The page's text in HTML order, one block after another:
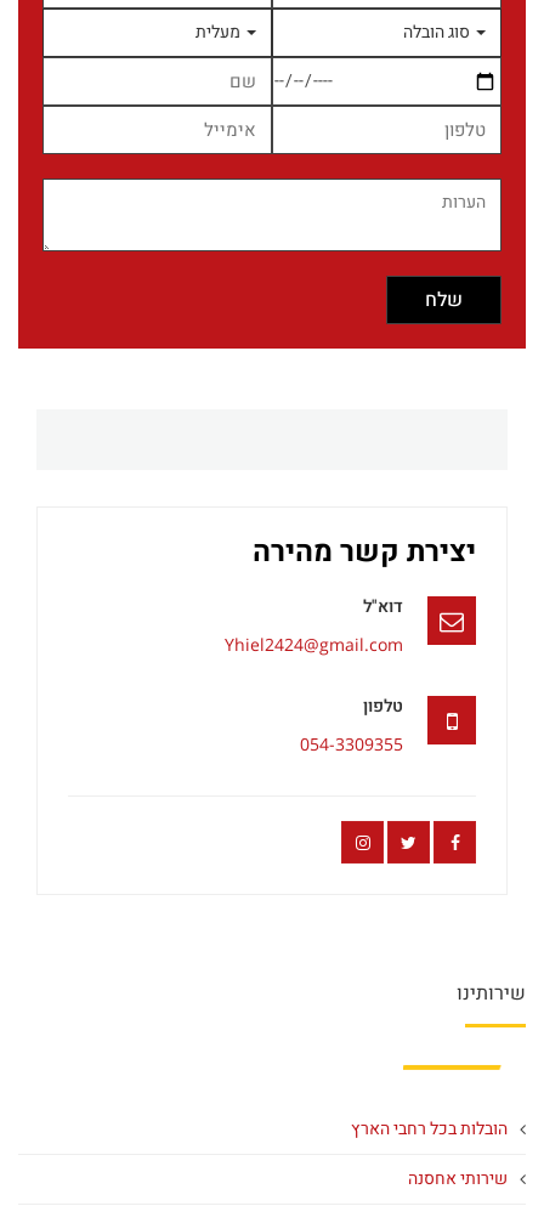
סוג הובלה מעלית
יצירת קשר מהירה
דוא"ל
Yhiel2424@gmail.com
טלפון
054-3309355
שירותינו
הובלות בכל רחבי הארץ
שירותי אחסנה